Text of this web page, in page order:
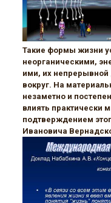
Такие формы жизни
неорганическими,
ими, их непрерывной
вокруг. На
незаметно и
влиять практически
подтверждением
Ивановича